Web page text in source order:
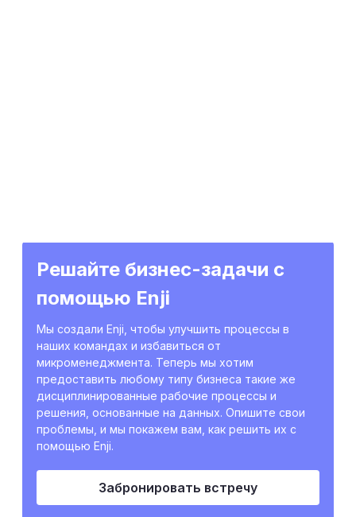
Решайте бизнес-задачи с
помощью Enji
Мы создали Enji, чтобы улучшить процессы в
наших командах и избавиться от
микроменеджмента. Теперь мы хотим
предоставить любому типу бизнеса такие же
дисциплинированные рабочие процессы и
решения, основанные на данных. Опишите свои
проблемы, и мы покажем вам, как решить их с
помощью Enji.
Забронировать встречу